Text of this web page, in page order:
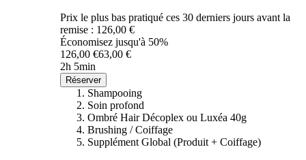
Prix le plus bas pratiqué ces 30 derniers jours avant la
remise : 126,00 €
Économisez jusqu'à 50%
126,00 €63,00 €
2h 5min
Réserver
Shampooing
Soin profond
Ombré Hair Décoplex ou Luxéa 40g
Brushing / Coiffage
Supplément Global (Produit + Coiffage)